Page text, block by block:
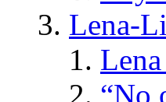
Lena-
“No